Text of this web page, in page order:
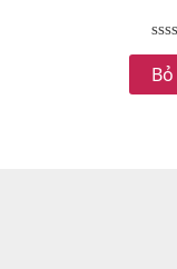
0
out
of